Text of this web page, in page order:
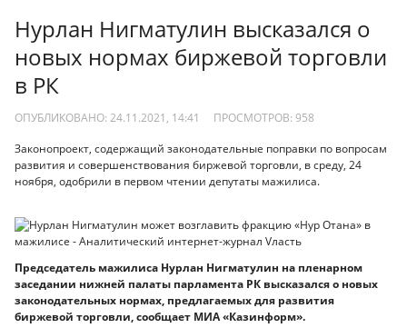
Нурлан Нигматулин высказался о
новых нормах биржевой торговли
в РК
ОПУБЛИКОВАНО: 24.11.2021, 14:41 ПРОСМОТРОВ: 958
Законопроект, содержащий законодательные поправки по вопросам
развития и совершенствования биржевой торговли, в среду, 24
ноября, одобрили в первом чтении депутаты мажилиса.
Председатель мажилиса Нурлан Нигматулин на пленарном
заседании нижней палаты парламента РК высказался о новых
законодательных нормах, предлагаемых для развития
биржевой торговли, сообщает МИА «Казинформ».